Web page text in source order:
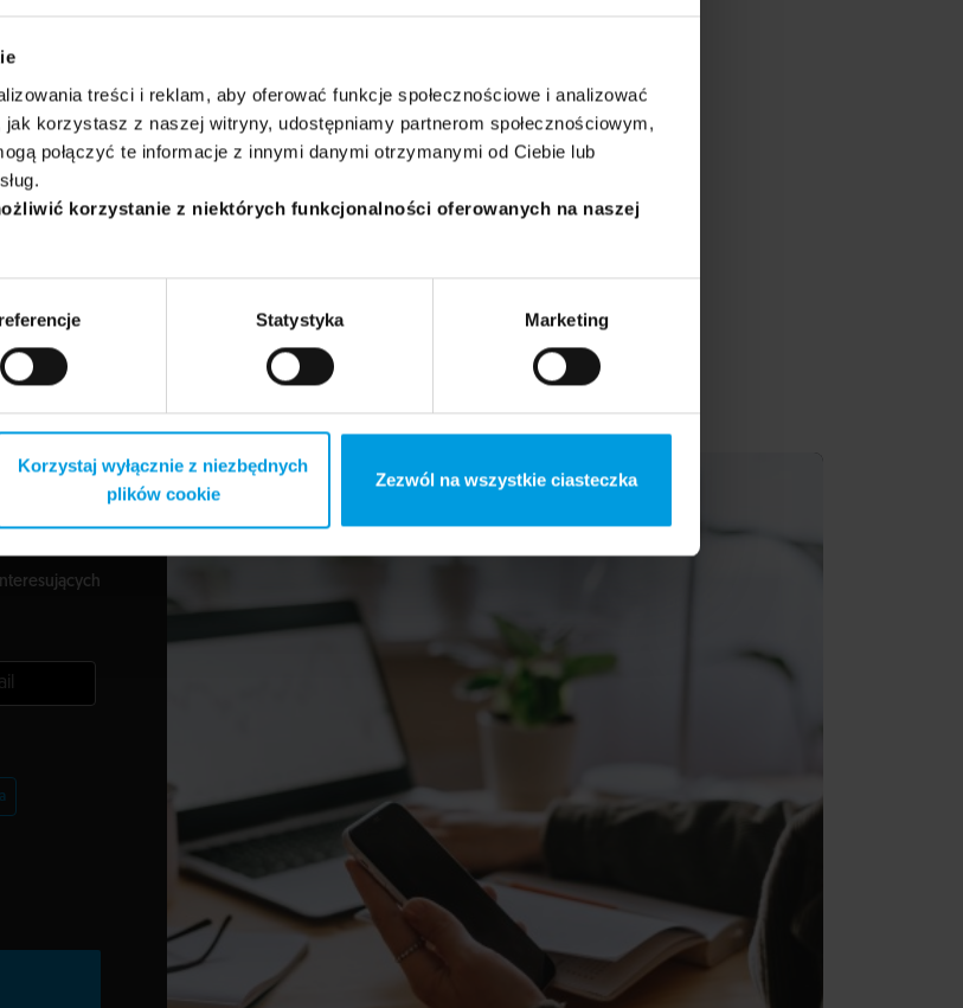
treści i reklam, aby oferować funkcje społecznościowe i analizować
korzystasz z naszej witryny, udostępniamy partnerom społecznościowym,
połączyć te informacje z innymi danymi otrzymanymi od Ciebie lub
korzystanie z niektórych funkcjonalności oferowanych na naszej
Statystyka Marketing
Korzystaj wyłącznie z niezbędnych
plików cookie
Zezwól na wszystkie ciasteczka
klinicznych na oddziałach psychiatrycznych dzieci, oddziale dziennym i w ośrodku
w Ośrodku Szkoleń Systemowych w Krakowie.